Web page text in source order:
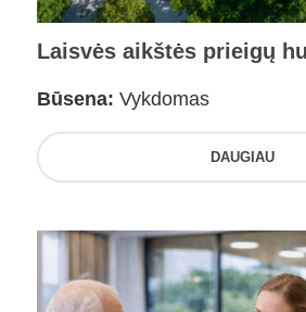
Laisvės aikštės prieigų
Būsena: Vykdomas
DAUGIAU